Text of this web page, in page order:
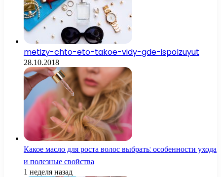
metizy-chto-eto-takoe-vidy-gde-ispolzuyut
28.10.2018
Какое масло для роста волос выбрать: особенности ухода
и полезные свойства
1 неделя назад